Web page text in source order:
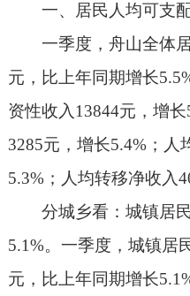
一、居民人均可支
一季度，舟山全体
元，比上年同期增长
资性收入13844元，增
3285元，增长5.4%；人
5.3%；人均转移净收入
分城乡看：城镇居
5.1%。一季度，城镇居
元，比上年同期增长